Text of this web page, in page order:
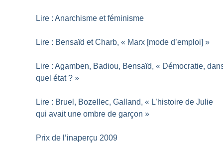
Lire : Anarchisme et féminisme
Lire : Bensaïd et Charb, « Marx [mode d’emploi] »
Lire : Agamben, Badiou, Bensaïd, « Démocratie,
quel état ? »
Lire : Bruel, Bozellec, Galland, « L’histoire de Julie
qui avait une ombre de garçon »
Prix de l’inaperçu 2009